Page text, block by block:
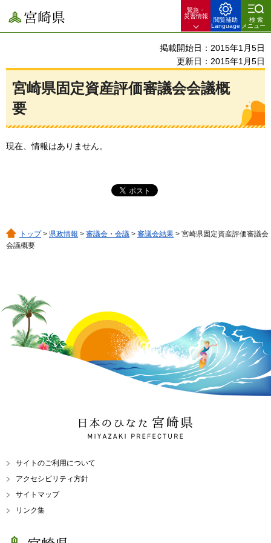
宮崎県
緊急・
災害情報
閲覧補助
Language
検索
メニュー
掲載開始日：2015年1月5日
更新日：2015年1月5日
宮崎県固定資産評価審議会会議概
要
現在、情報はありません。
トップ> 県政情報 > 審議会・会議 > 審議会結果 > 宮崎県固定資産評価審議会
会議概要
日本のひなた 宮崎県
MIYAZAKI PREFECTURE
サイトのご利用について
アクセシビリティ方針
サイトマップ
リンク集